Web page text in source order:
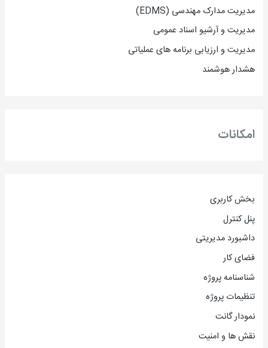
مدیریت مدارک مهندسی (EDMS)
مدیریت و آرشیو اسناد عمومی
مدیریت و ارزیابی برنامه های عملیاتی
هشدار هوشمند
امکانات
بخش کاربری
پنل کنترل
داشبورد مدیریتی
فضای کار
شناسنامه پروژه
تنظیمات پروژه
نمودار گانت
نقش ها و امنیت